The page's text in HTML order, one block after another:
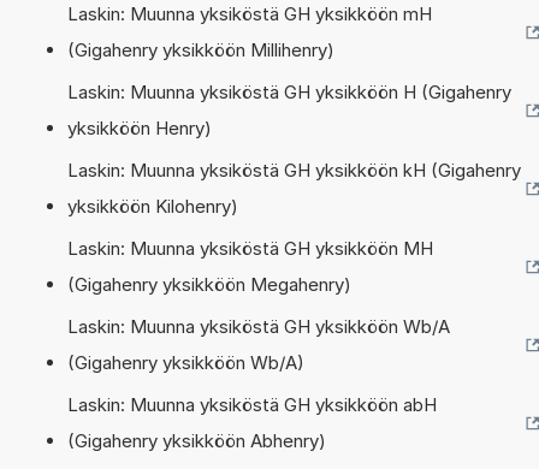
Laskin: Muunna yksiköstä GH yksikköön mH
(Gigahenry yksikköön Millihenry)
Laskin: Muunna yksiköstä GH yksikköön H (Gigahenry
yksikköön Henry)
Laskin: Muunna yksiköstä GH yksikköön kH (Gigahenry
yksikköön Kilohenry)
Laskin: Muunna yksiköstä GH yksikköön MH
(Gigahenry yksikköön Megahenry)
Laskin: Muunna yksiköstä GH yksikköön Wb/A
(Gigahenry yksikköön Wb/A)
Laskin: Muunna yksiköstä GH yksikköön abH
(Gigahenry yksikköön Abhenry)